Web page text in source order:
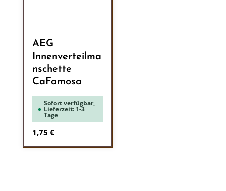
AEG
Innenverteilma
nschette
CaFamosa
Sofort verfügbar,
Lieferzeit: 1-3
Tage
Regulärer Preis:
1,75 €